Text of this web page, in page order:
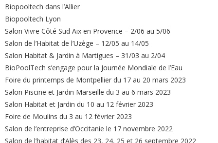
Biopooltech dans l’Allier
Biopooltech Lyon
Salon Vivre Côté Sud Aix en Provence – 2/06 au 5/06
Salon de l’Habitat de l’Uzège – 12/05 au 14/05
Salon Habitat & Jardin à Martigues – 31/03 au 2/04
BioPoolTech s’engage pour la Journée Mondiale de l’Eau
Foire du printemps de Montpellier du 17 au 20 mars 2023
Salon Piscine et Jardin Marseille du 3 au 6 mars 2023
Salon Habitat et Jardin du 10 au 12 février 2023
Foire de Moulins du 3 au 12 février 2023
Salon de l’entreprise d’Occitanie le 17 novembre 2022
Salon de l’habitat d’Alès des 23, 24, 25 et 26 septembre 2022